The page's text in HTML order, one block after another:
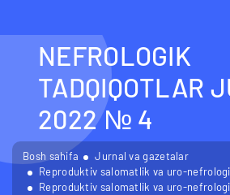
NEFROLOGIK
TADQIQOTLAR
2022 № 4
Bosh sahifa
Jurnal va gazetalar
Reproduktiv salomatlik va uro-
Reproduktiv salomatlik va uro-